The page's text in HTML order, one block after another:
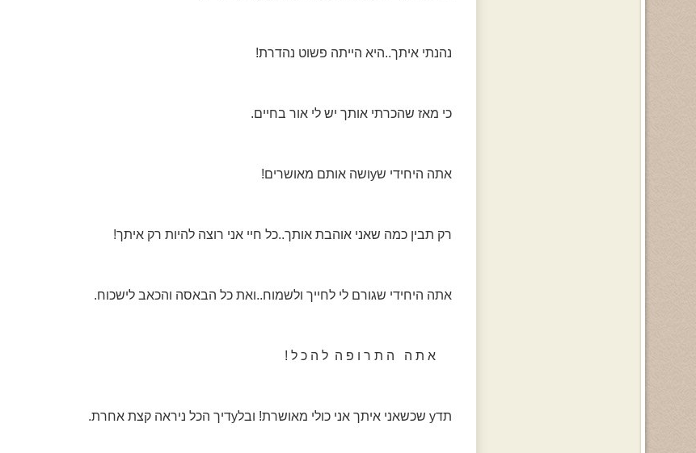
נהנתי איתך..היא הייתה פשוט נהדרת!
כי מאז שהכרתי אותך יש לי אור בחיים.
אתה היחידי שyושה אותם מאושרים!
רק תבין כמה שאני אוהבת אותך..כל חיי אני רוצה להיות רק איתך!
אתה היחידי שגורם לי לחייך ולשמוח..ואת כל הבאסה והכאב לישכוח.
א ת ה ה ת ר ו פ ה ל ה כ ל !
תדy שכשאני איתך אני כולי מאושרת! ובלyדיך הכל ניראה קצת אחרת.